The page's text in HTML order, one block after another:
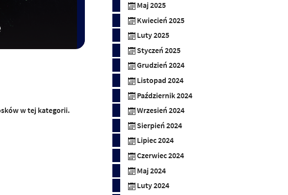
w tej kategorii.
Maj 2025
Kwiecień 2025
Luty 2025
Styczeń 2025
Grudzień 2024
Listopad 2024
Październik 2024
Wrzesień 2024
Sierpień 2024
Lipiec 2024
Czerwiec 2024
Maj 2024
Luty 2024